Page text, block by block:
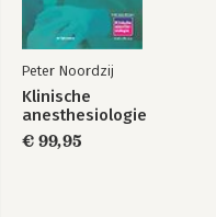
Peter Noordzij
Klinische
anesthesiologie
€ 99,95